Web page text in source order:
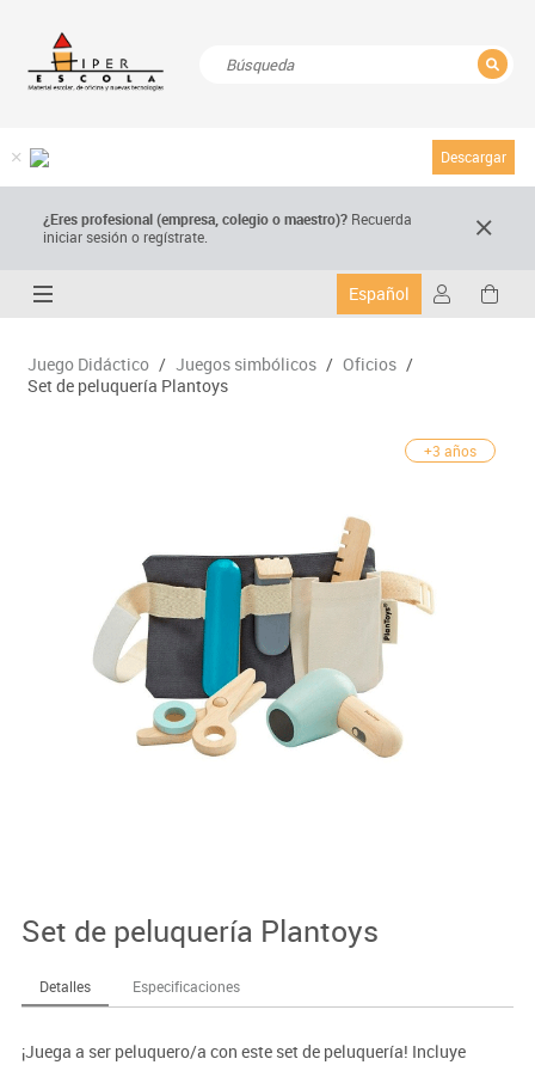
Descargar
¿Eres profesional (empresa, colegio o maestro)? Recuerda
iniciar sesión o regístrate.
Español
Juego Didáctico / Juegos simbólicos / Oficios /
Set de peluquería Plantoys
+3 años
Set de peluquería Plantoys
Detalles Especificaciones
¡Juega a ser peluquero/a con este set de peluquería! Incluye